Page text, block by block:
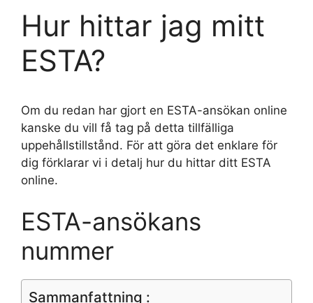
Hur hittar jag mitt
ESTA?
Om du redan har gjort en ESTA-ansökan online
kanske du vill få tag på detta tillfälliga
uppehållstillstånd. För att göra det enklare för
dig förklarar vi i detalj hur du hittar ditt ESTA
online.
ESTA-ansökans
nummer
Sammanfattning :